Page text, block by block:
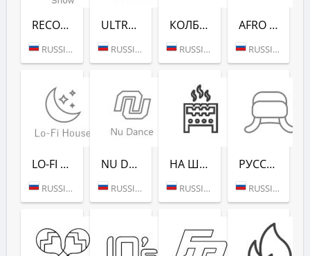
RECORD CLUB SHOW - RADIO RECORD
RUSSIA (MOSCOW)
ULTRA MUSIC FESTIVAL - РАДИО РЕКОРД
RUSSIA (MOSCOW)
КОЛБАСНЫЙ ЦЕХ (РАДИО РЕКОРД)
RUSSIA (MOSCOW)
AFRO HOUSE (РАДИО РЕКОРД)
RUSSIA (MOSCOW)
LO-FI HOUSE (РАДИО РЕКОРД)
RUSSIA (MOSCOW)
NU DANCE (РАДИО РЕКОРД)
RUSSIA (MOSCOW)
НА ШАШЛЫКИ (РАДИО РЕКОРД)
RUSSIA (SAINT PETERSBURG)
РУССКАЯ ЗИМА (РАДИО РЕКОРД)
RUSSIA (MOSCOW)